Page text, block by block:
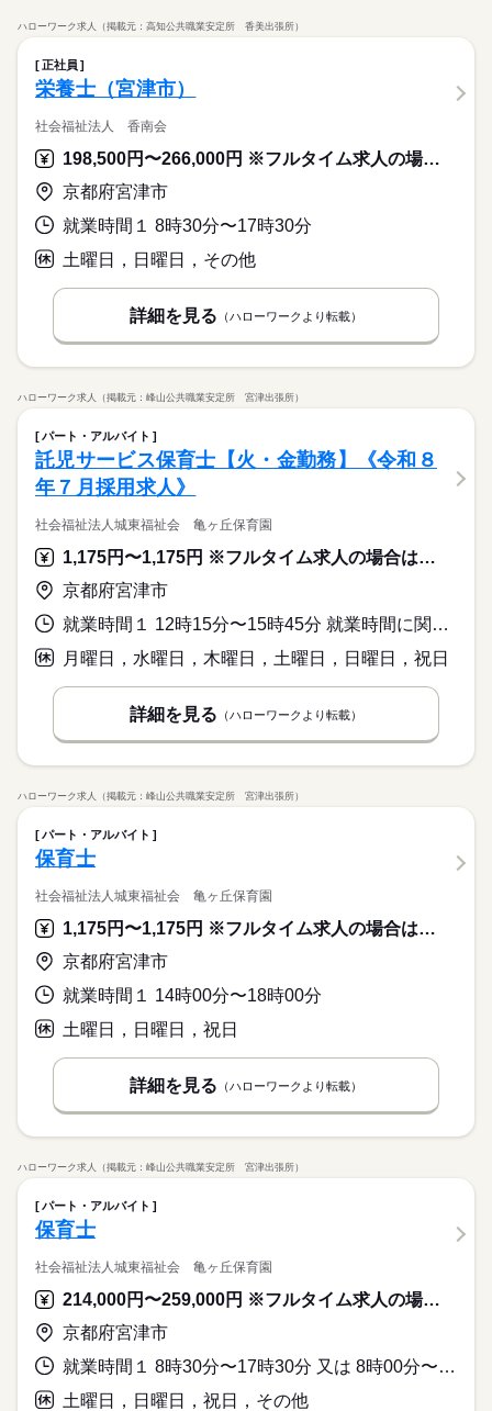
ハローワーク求人（掲載元：高知公共職業安定所 香美出張所）
正社員
栄養士（宮津市）
社会福祉法人 香南会
198,500円〜266,000円 ※フルタイム求人の場合は月額（換算額）、パート求人の場合は時間額を表示しています。
京都府宮津市
就業時間１ 8時30分〜17時30分
土曜日，日曜日，その他
詳細を見る （ハローワークより転載）
ハローワーク求人（掲載元：峰山公共職業安定所 宮津出張所）
パート・アルバイト
託児サービス保育士【火・金勤務】《令和８
年７月採用求人》
社会福祉法人城東福祉会 亀ヶ丘保育園
1,175円〜1,175円 ※フルタイム求人の場合は月額（換算額）、パート求人の場合は時間額を表示しています。
京都府宮津市
就業時間１ 12時15分〜15時45分 就業時間に関する特記事項 火・金曜日の勤務
月曜日，水曜日，木曜日，土曜日，日曜日，祝日
詳細を見る （ハローワークより転載）
ハローワーク求人（掲載元：峰山公共職業安定所 宮津出張所）
パート・アルバイト
保育士
社会福祉法人城東福祉会 亀ヶ丘保育園
1,175円〜1,175円 ※フルタイム求人の場合は月額（換算額）、パート求人の場合は時間額を表示しています。
京都府宮津市
就業時間１ 14時00分〜18時00分
土曜日，日曜日，祝日
詳細を見る （ハローワークより転載）
ハローワーク求人（掲載元：峰山公共職業安定所 宮津出張所）
パート・アルバイト
保育士
社会福祉法人城東福祉会 亀ヶ丘保育園
214,000円〜259,000円 ※フルタイム求人の場合は月額（換算額）、パート求人の場合は時間額を表示しています。
京都府宮津市
就業時間１ 8時30分〜17時30分 又は 8時00分〜18時00分の時間の間の8時間程度 就業時間に関する特記事項 ＊残業は基本的にありませんが、園行事などで時間外労働を
土曜日，日曜日，祝日，その他